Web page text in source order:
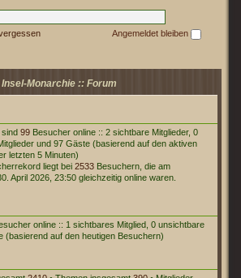
Angemeldet bleiben
Insel-Monarchie :: Forum
99 Besucher online :: 2 sichtbare Mitglieder, 0
und 97 Gäste (basierend auf den aktiven
letzten 5 Minuten)
liegt bei 2533 Besuchern, die am
April 2026, 23:50 gleichzeitig online waren.
online :: 1 sichtbares Mitglied, 0 unsichtbare
(basierend auf den heutigen Besuchern)